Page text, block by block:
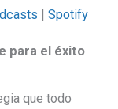
|Spotify
para el éxito
que todo